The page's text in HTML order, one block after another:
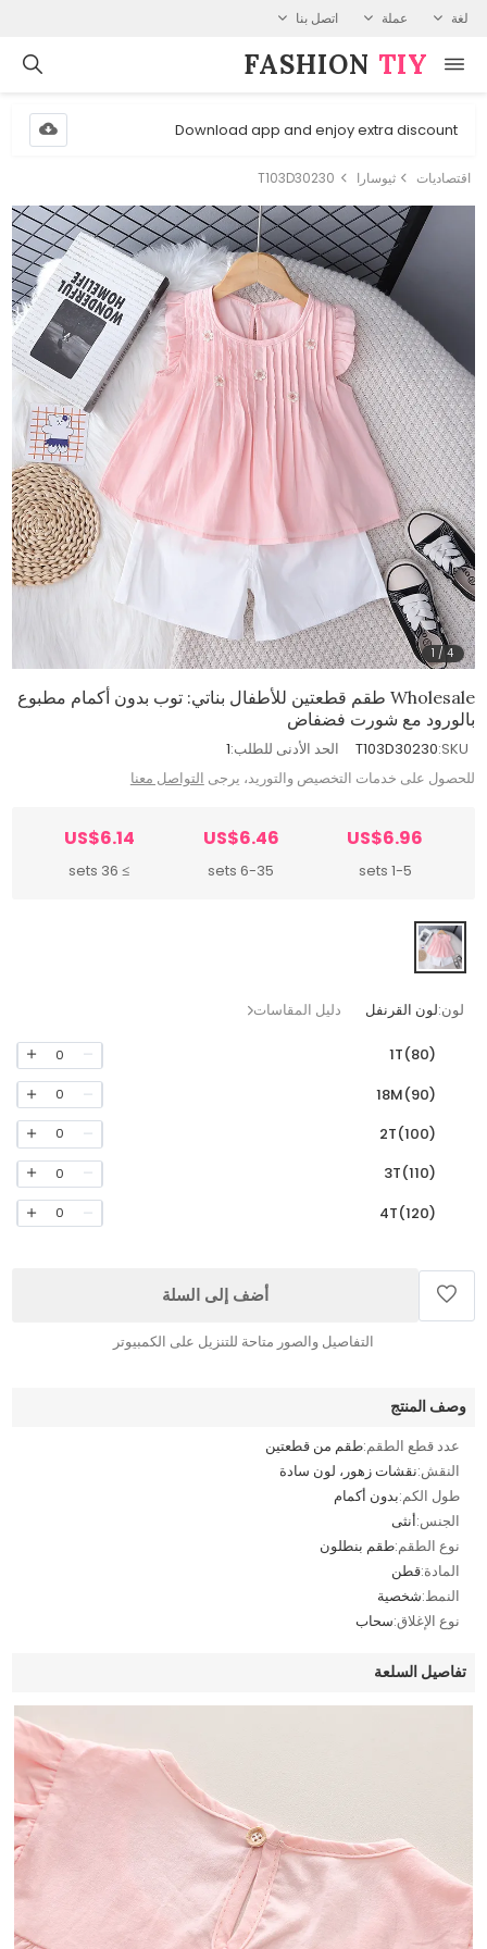
لغة عملة اتصل بنا
FASHION⁠ TIY
Download app and enjoy extra discount
اقتصاديات ثيوسارا T103D30230
1 /4
Wholesale طقم قطعتين للأطفال بناتي: توب بدون أكمام مطبوع
بالورود مع شورت فضفاض
SKU:
T103D30230 الحد الأدنى للطلب:1
للحصول على خدمات التخصيص والتوريد، يرجى التواصل معنا
US$6.96
1-5 sets
US$6.46
6-35 sets
US$6.14
≥ 36 sets
لون:لون القرنفل دليل المقاسات
1T(80)
0
18M(90)
0
2T(100)
0
3T(110)
0
4T(120)
0
أضف إلى السلة
التفاصيل والصور متاحة للتنزيل على الكمبيوتر
وصف المنتج
عدد قطع الطقم:طقم من قطعتين
النقش:نقشات زهور، لون سادة
طول الكم:بدون أكمام
الجنس:أنثى
نوع الطقم:طقم بنطلون
المادة:قطن
النمط:شخصية
نوع الإغلاق:سحاب
تفاصيل السلعة